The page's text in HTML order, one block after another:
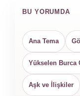
BU YORUMDA
Ana Tema
Yükselen Burca
Aşk ve İlişkiler